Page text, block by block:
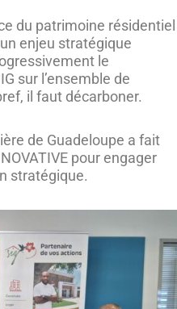
du patrimoine résidentiel
enjeu stratégique
le
sur l’ensemble de
il faut décarboner.
de Guadeloupe a fait
pour engager
stratégique.